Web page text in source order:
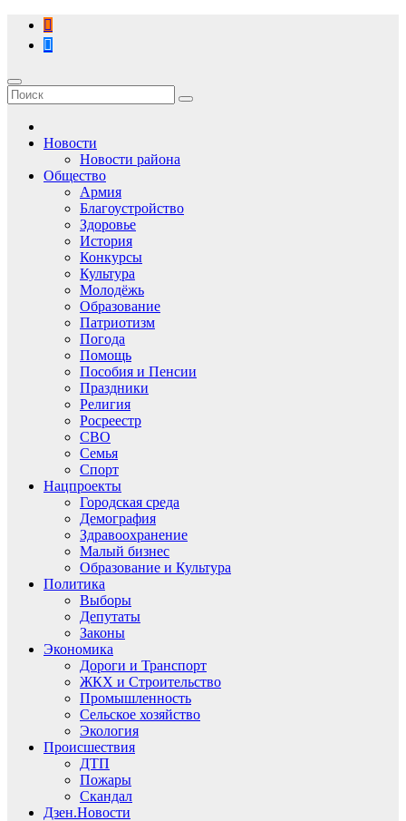
Перейти
содержимому
Новости
Новости района
Общество
Армия
Благоустройство
Здоровье
История
Конкурсы
Культура
Молодёжь
Образование
Патриотизм
Погода
Помощь
Пособия и Пенсии
Праздники
Религия
Росреестр
СВО
Семья
Спорт
Нацпроекты
Городская среда
Демография
Здравоохранение
Малый бизнес
Образование и Культура
Политика
Выборы
Депутаты
Законы
Экономика
Дороги и Транспорт
ЖКХ и Строительство
Промышленность
Сельское хозяйство
Экология
Происшествия
ДТП
Пожары
Скандал
Дзен.Новости